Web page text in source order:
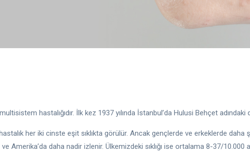
hastalığıdır. İlk kez 1937 yılında İstanbul’da Hulusi Behçet
her iki cinste eşit sıklıkta görülür. Ancak gençlerde ve erkeklerde
Amerika’da daha nadir izlenir. Ülkemizdeki sıklığı ise ortalama 8-37/10.000